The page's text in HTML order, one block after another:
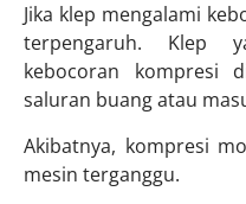
Jika klep mengalami
terpengaruh. Klep
kebocoran kompresi
saluran buang atau
Akibatnya, kompresi
mesin terganggu.